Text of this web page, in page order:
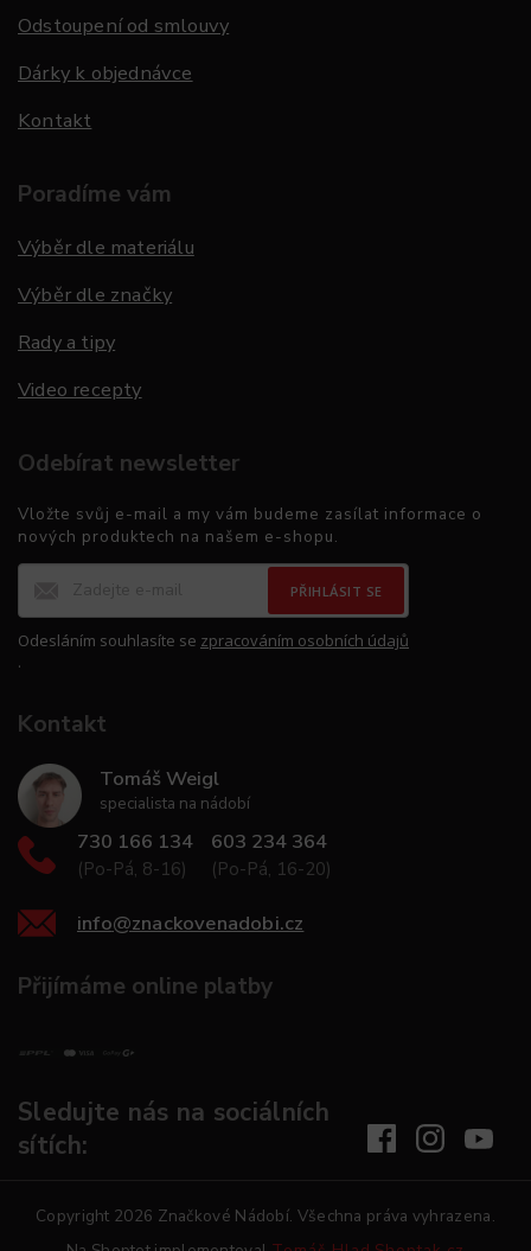
Odstoupení od smlouvy
Dárky k objednávce
Kontakt
Poradíme vám
Výběr dle materiálu
Výběr dle značky
Rady a tipy
Video recepty
Odebírat newsletter
Vložte svůj e-mail a my vám budeme zasílat informace o
nových produktech na našem e-shopu.
PŘIHLÁSIT SE
Odesláním souhlasíte se zpracováním osobních údajů
.
Kontakt
Tomáš Weigl
specialista na nádobí
730 166 134
(Po-Pá, 8-16)
603 234 364
(Po-Pá, 16-20)
info@znackovenadobi.cz
Přijímáme online platby
Sledujte nás na sociálních
sítích:
Copyright 2026 Značkové Nádobí. Všechna práva vyhrazena.